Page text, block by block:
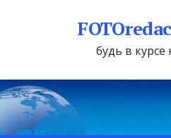
будь в курсе